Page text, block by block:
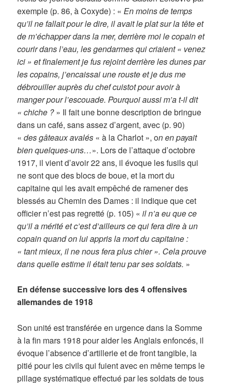
exemple (p. 86, à Coxyde) : «En moins de temps
qu’il ne fallait pour le dire, il avait le plat sur la tête et
de m’échapper dans la mer, derrière moi le copain et
courir dans l’eau, les gendarmes qui criaient « venez
ici » et finalement je fus rejoint derrière les dunes par
les copains, j’encaissai une rouste et je dus me
débrouiller auprès du chef cuistot pour avoir à
manger pour l’escouade. Pourquoi aussi m’a t-il dit
« chiche ?» Il fait une bonne description de bringue
dans un café, sans assez d’argent, avec (p. 90)
«des gâteaux avalés « à la Charlot », on en payait
bien quelques-uns…». Lors de l’attaque d’octobre
1917, il vient d’avoir 22 ans, il évoque les fusils qui
ne sont que des blocs de boue, et la mort du
capitaine qui les avait empêché de ramener des
blessés au Chemin des Dames : il indique que cet
officier n’est pas regretté (p. 105) «il n’a eu que ce
qu’il a mérité et c’est d’ailleurs ce qui fera dire à un
copain quand on lui appris la mort du capitaine :
« tant mieux, il ne nous fera plus chier ». Cela prouve
dans quelle estime il était tenu par ses soldats. »
En défense successive lors des 4 offensives
allemandes de 1918
Son unité est transférée en urgence dans la Somme
à la fin mars 1918 pour aider les Anglais enfoncés, il
évoque l’absence d’artillerie et de front tangible, la
pitié pour les civils qui fuient avec en même temps le
pillage systématique effectué par les soldats de tous